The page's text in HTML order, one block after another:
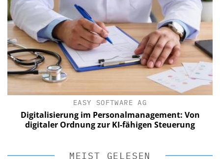
EASY SOFTWARE AG
Digitalisierung im Personalmanagement: Von
digitaler Ordnung zur KI-fähigen Steuerung
MEIST GELESEN